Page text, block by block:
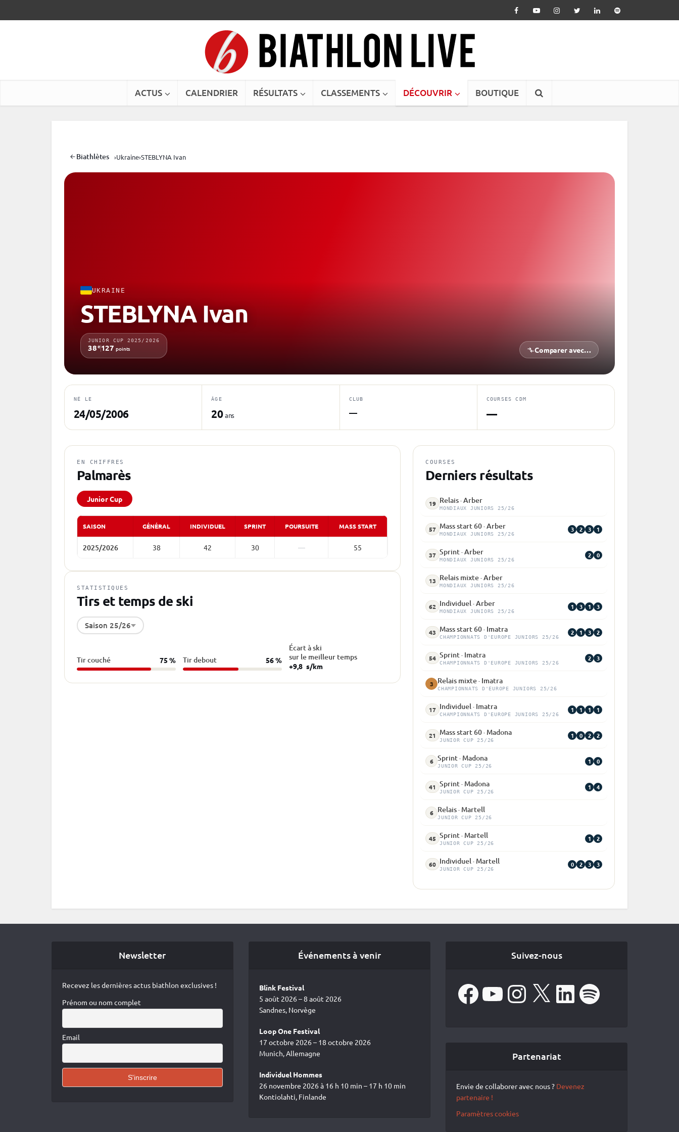
ACTUS CALENDRIER RÉSULTATS CLASSEMENTS DÉCOUVRIR BOUTIQUE
Biathlètes ›Ukraine›STEBLYNA Ivan
UKRAINE
STEBLYNA Ivan
JUNIOR CUP 2025/2026
38e127 points Comparer avec…
NÉ LE
24/05/2006
ÂGE
20 ans
CLUB
—
COURSES CDM
—
EN CHIFFRES
Palmarès
Junior Cup
SAISON GÉNÉRAL INDIVIDUEL SPRINT POURSUITE MASS START
2025/2026 38 42 30 — 55
STATISTIQUES
Tirs et temps de ski
Saison 25/26
Tir couché 75 % Tir debout 56 %
Écart à ski
sur le meilleur temps
+9,8 s/km
COURSES
Derniers résultats
19 Relais · Arber
MONDIAUX JUNIORS 25/26
57 Mass start 60 · Arber
MONDIAUX JUNIORS 25/26
3 2 3 1
37 Sprint · Arber
MONDIAUX JUNIORS 25/26
2 0
13 Relais mixte · Arber
MONDIAUX JUNIORS 25/26
62 Individuel · Arber
MONDIAUX JUNIORS 25/26
1 3 1 3
43 Mass start 60 · Imatra
CHAMPIONNATS D'EUROPE JUNIORS 25/26
2 1 3 2
54 Sprint · Imatra
CHAMPIONNATS D'EUROPE JUNIORS 25/26
2 3
3 Relais mixte · Imatra
CHAMPIONNATS D'EUROPE JUNIORS 25/26
17 Individuel · Imatra
CHAMPIONNATS D'EUROPE JUNIORS 25/26
1 1 1 1
21 Mass start 60 · Madona
JUNIOR CUP 25/26
1 0 2 2
6 Sprint · Madona
JUNIOR CUP 25/26
1 0
41 Sprint · Madona
JUNIOR CUP 25/26
1 4
6 Relais · Martell
JUNIOR CUP 25/26
45 Sprint · Martell
JUNIOR CUP 25/26
1 2
60 Individuel · Martell
JUNIOR CUP 25/26
0 2 3 3
Newsletter
Recevez les dernières actus biathlon exclusives !
Prénom ou nom complet
Email
Événements à venir
Blink Festival
5 août 2026 – 8 août 2026
Sandnes, Norvège
Loop One Festival
17 octobre 2026 – 18 octobre 2026
Munich, Allemagne
Individuel Hommes
26 novembre 2026 à 16 h 10 min – 17 h 10 min
Kontiolahti, Finlande
Suivez-nous
FacebookYouTube Instagram
X LinkedIn Spotify
Partenariat
Envie de collaborer avec nous ? Devenez
partenaire !
Paramètres cookies